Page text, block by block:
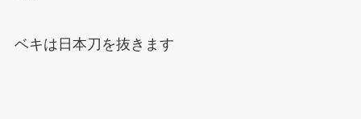
ベキは日本刀を抜きます